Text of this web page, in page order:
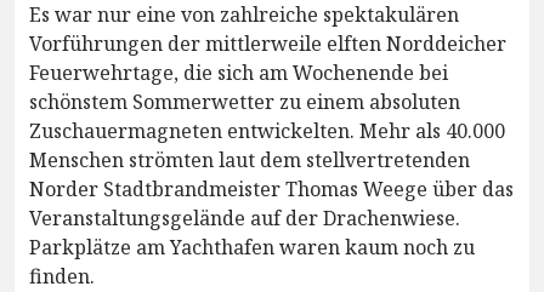
Es war nur eine von zahlreiche spektakulären
Vorführungen der mittlerweile elften Norddeicher
Feuerwehrtage, die sich am Wochenende bei
schönstem Sommerwetter zu einem absoluten
Zuschauermagneten entwickelten. Mehr als 40.000
Menschen strömten laut dem stellvertretenden
Norder Stadtbrandmeister Thomas Weege über das
Veranstaltungsgelände auf der Drachenwiese.
Parkplätze am Yachthafen waren kaum noch zu
finden.